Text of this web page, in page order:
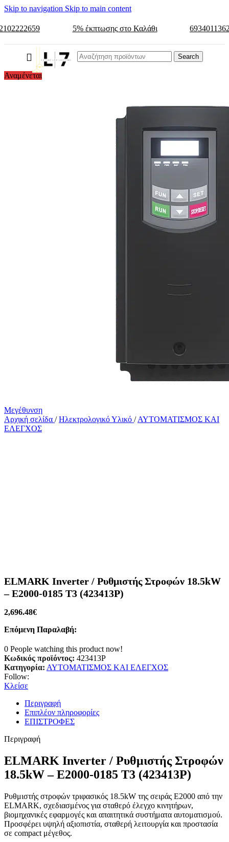
Skip to navigation Skip to main content
5% έκπτωσης στο Καλάθι
Search
Αναμένεται
Μεγέθυνση
Αρχική σελίδα / Ηλεκτρολογικό Υλικό / ΑΥΤΟΜΑΤΙΣΜΟΣ ΚΑΙ
ΕΛΕΓΧΟΣ
ELMARK Inverter / Ρυθμιστής Στροφών 18.5kW
– E2000-0185 T3 (423413P)
2,696.48€
Επόμενη Παραλαβή:
0 People watching this product now!
Κωδικός προϊόντος: 423413P
Κατηγορία: ΑΥΤΟΜΑΤΙΣΜΟΣ ΚΑΙ ΕΛΕΓΧΟΣ
Follow:
Κλείσε
Περιγραφή
Επιπλέον πληροφορίες
ΕΠΙΣΤΡΟΦΕΣ
Περιγραφή
ELMARK Inverter / Ρυθμιστής Στροφών
18.5kW – E2000-0185 T3 (423413P)
Ρυθμιστής στροφών τριφασικός 18.5kW της σειράς E2000 από την
ELMARK, σχεδιασμένος για σταθερό έλεγχο κινητήρων,
βιομηχανικές εφαρμογές και απαιτητικά συστήματα αυτοματισμού.
Προσφέρει υψηλή αξιοπιστία, σταθερή λειτουργία και προστασία
σε compact μέγεθος.